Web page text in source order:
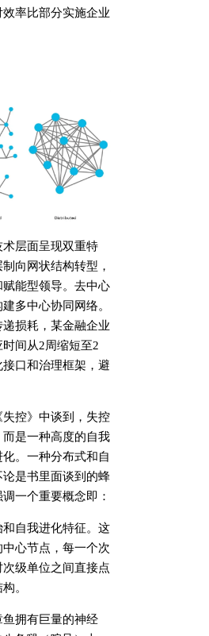
率比部分实施企业
层面呈现双重特
向网状结构转型，
能型领导。去中心
多中心协同网络。
损耗，某金融企业
间从2周缩短至2
口和治理框架，避
控》中谈到，失控
是一种高度的自我
。一种分布式和自
是书里面谈到的蜂
一个重要概念即：
自我进化特征。这
心节点，每一个次
级单位之间直接点
。
拥有巨量的神经